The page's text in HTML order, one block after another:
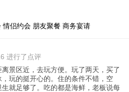
情侣约会 朋友聚餐 商务宴请
进行了点评
景区近，去玩方便。玩了两天，买了
玩的挺开心的。住的条件不错，空
就足够了。吃的都是海鲜，老板说每